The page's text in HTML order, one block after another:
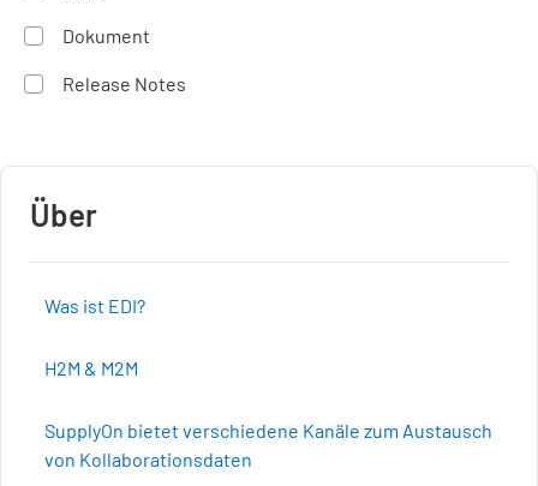
Dokument
Release Notes
Über
Was ist EDI?
H2M & M2M
SupplyOn bietet verschiedene Kanäle zum Austausch
von Kollaborationsdaten